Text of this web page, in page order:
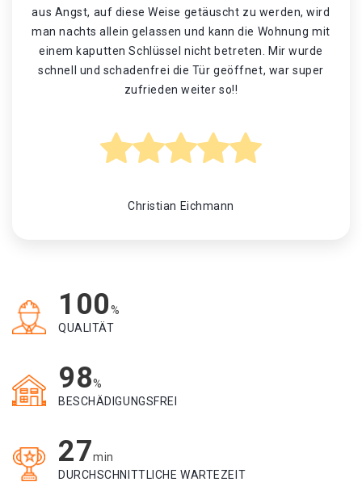
aus Angst, auf diese Weise getäuscht zu werden, wird
man nachts allein gelassen und kann die Wohnung mit
einem kaputten Schlüssel nicht betreten. Mir wurde
schnell und schadenfrei die Tür geöffnet, war super
zufrieden weiter so!!
Christian Eichmann
100%
QUALITÄT
98%
BESCHÄDIGUNGSFREI
27min
DURCHSCHNITTLICHE WARTEZEIT